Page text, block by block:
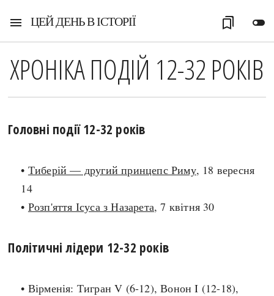
menu ЦЕЙ ДЕНЬ В ІСТОРІЇ toggle_off
bookmarks
ХРОНІКА ПОДІЙ 12-32 РОКІВ
Головні події 12-32 років
• Тиберій — другий принцепс Риму, 18 вересня
14
• Розп'яття Ісуса з Назарета, 7 квітня 30
Політичні лідери 12-32 років
• Вірменія: Тигран V (6-12), Вонон I (12-18),